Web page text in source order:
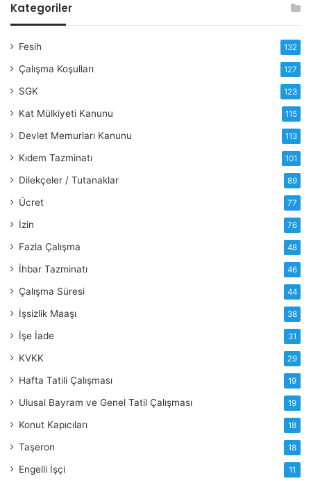
Kategoriler
Fesih 132
Çalışma Koşulları 127
SGK 123
Kat Mülkiyeti Kanunu 115
Devlet Memurları Kanunu 113
Kıdem Tazminatı 101
Dilekçeler / Tutanaklar 89
Ücret 77
İzin 76
Fazla Çalışma 48
İhbar Tazminatı 46
Çalışma Süresi 44
İşsizlik Maaşı 38
İşe İade 31
KVKK 29
Hafta Tatili Çalışması 19
Ulusal Bayram ve Genel Tatil Çalışması 19
Konut Kapıcıları 18
Taşeron 18
Engelli İşçi 11